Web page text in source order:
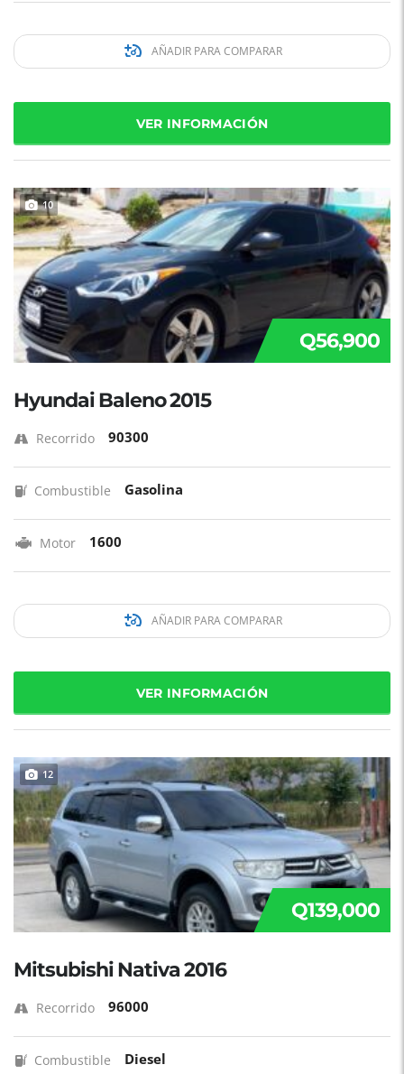
AÑADIR PARA COMPARAR
VER INFORMACIÓN
10
Q56,900
Hyundai Baleno 2015
Recorrido 90300
Combustible Gasolina
Motor 1600
AÑADIR PARA COMPARAR
VER INFORMACIÓN
12
Q139,000
Mitsubishi Nativa 2016
Recorrido 96000
Combustible Diesel